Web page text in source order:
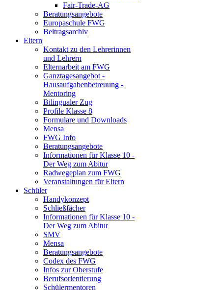
Fair-Trade-AG
Beratungsangebote
Europaschule FWG
Beitragsarchiv
Eltern
Kontakt zu den Lehrerinnen
und Lehrern
Elternarbeit am FWG
Ganztagesangebot -
Hausaufgabenbetreuung -
Mentoring
Bilingualer Zug
Profile Klasse 8
Formulare und Downloads
Mensa
FWG Info
Beratungsangebote
Informationen für Klasse 10 -
Der Weg zum Abitur
Radwegeplan zum FWG
Veranstaltungen für Eltern
Schüler
Handykonzept
Schließfächer
Informationen für Klasse 10 -
Der Weg zum Abitur
SMV
Mensa
Beratungsangebote
Codex des FWG
Infos zur Oberstufe
Berufsorientierung
Schülermentoren